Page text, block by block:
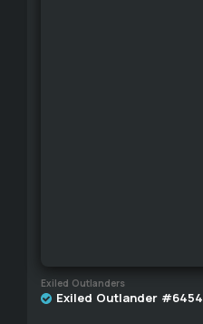
Exiled Outlanders
Exiled Outlander #6454